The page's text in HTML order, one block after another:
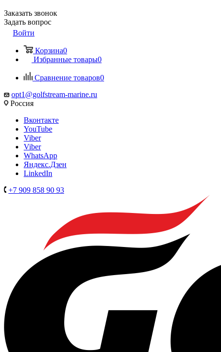
Заказать звонок
Задать вопрос
Войти
Корзина0
Избранные товары0
Сравнение товаров0
opt1@golfstream-marine.ru
Россия
Вконтакте
YouTube
Viber
Viber
WhatsApp
Яндекс.Дзен
LinkedIn
+7 909 858 90 93